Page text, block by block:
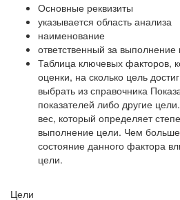
Основные реквизиты
указывается область анализа
наименование
ответственный за выполнение
Таблица ключевых факторов,
оценки, на сколько цель
выбрать из справочника
показателей либо другие
вес, который определяет
выполнение цели. Чем
состояние данного фактора
цели.
Цели